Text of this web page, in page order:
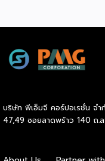
พร้อมให้น้อง ๆ
และเทคนิคการเตรียมตั
ฝันอย่างเข้มข้น เรื่องส
สอบ TCAS70 หนึ่งใน
บริษัท พีเอ็มจี คอร์ปอเรชั่น จำ
47,49 ซอยลาดพร้าว 140 ถ.